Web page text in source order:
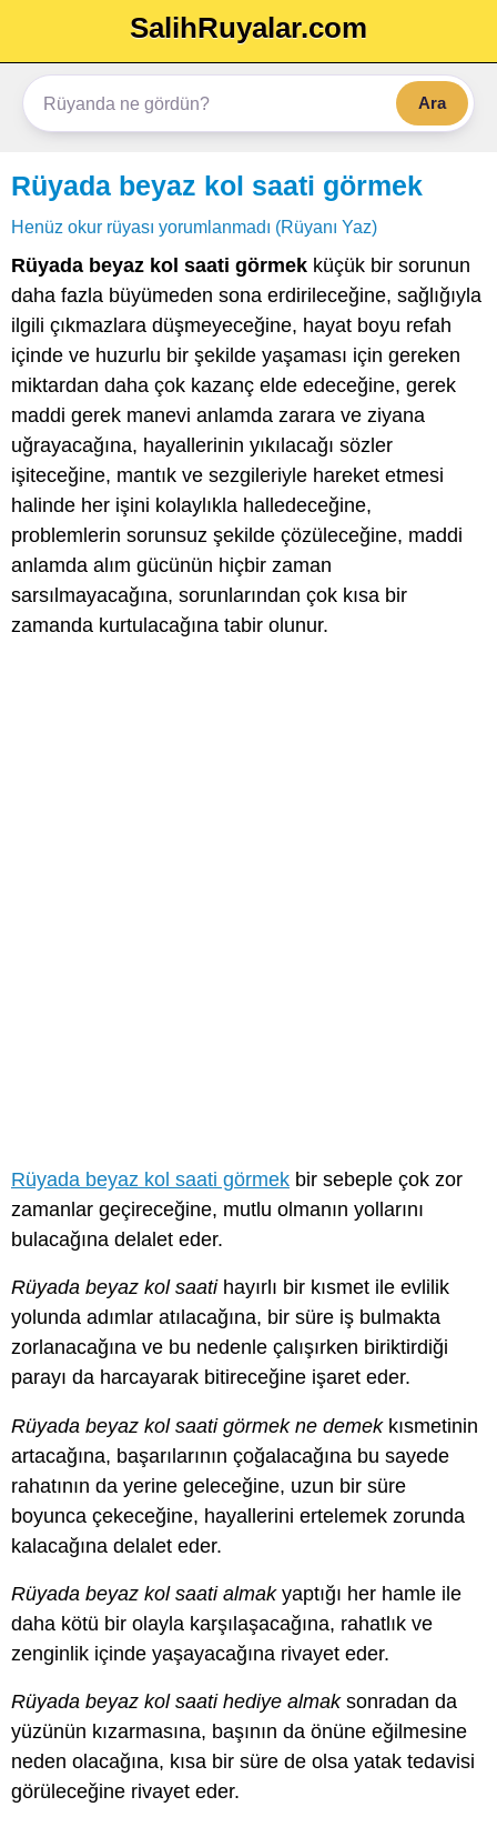
SalihRuyalar.com
Ara
Rüyada beyaz kol saati görmek
Henüz okur rüyası yorumlanmadı (Rüyanı Yaz)
Rüyada beyaz kol saati görmek küçük bir sorunun
daha fazla büyümeden sona erdirileceğine, sağlığıyla
ilgili çıkmazlara düşmeyeceğine, hayat boyu refah
içinde ve huzurlu bir şekilde yaşaması için gereken
miktardan daha çok kazanç elde edeceğine, gerek
maddi gerek manevi anlamda zarara ve ziyana
uğrayacağına, hayallerinin yıkılacağı sözler
işiteceğine, mantık ve sezgileriyle hareket etmesi
halinde her işini kolaylıkla halledeceğine,
problemlerin sorunsuz şekilde çözüleceğine, maddi
anlamda alım gücünün hiçbir zaman
sarsılmayacağına, sorunlarından çok kısa bir
zamanda kurtulacağına tabir olunur.
Rüyada beyaz kol saati görmek bir sebeple çok zor
zamanlar geçireceğine, mutlu olmanın yollarını
bulacağına delalet eder.
Rüyada beyaz kol saatihayırlı bir kısmet ile evlilik
yolunda adımlar atılacağına, bir süre iş bulmakta
zorlanacağına ve bu nedenle çalışırken biriktirdiği
parayı da harcayarak bitireceğine işaret eder.
Rüyada beyaz kol saati görmek ne demekkısmetinin
artacağına, başarılarının çoğalacağına bu sayede
rahatının da yerine geleceğine, uzun bir süre
boyunca çekeceğine, hayallerini ertelemek zorunda
kalacağına delalet eder.
Rüyada beyaz kol saati almakyaptığı her hamle ile
daha kötü bir olayla karşılaşacağına, rahatlık ve
zenginlik içinde yaşayacağına rivayet eder.
Rüyada beyaz kol saati hediye almaksonradan da
yüzünün kızarmasına, başının da önüne eğilmesine
neden olacağına, kısa bir süre de olsa yatak tedavisi
görüleceğine rivayet eder.